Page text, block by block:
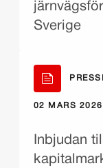
Sverige
02 MARS 2026
Inbjudan